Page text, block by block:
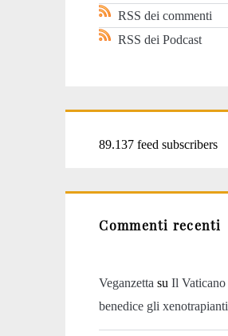
RSS dei commenti
RSS dei Podcast
89.137 feed subscribers
Commenti recenti
Veganzetta suIl Vaticano
benedice gli xenotrapianti